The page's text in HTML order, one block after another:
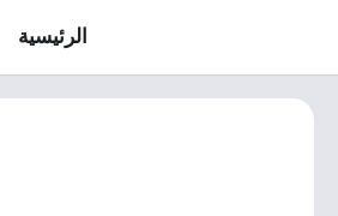
الرئيسية